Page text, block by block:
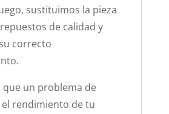
sustituimos la pieza
de calidad y
correcto
un problema de
el rendimiento de tu